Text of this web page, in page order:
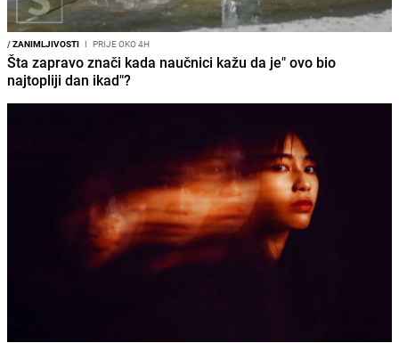
/ZANIMLJIVOSTI I PRIJE OKO 4H
Šta zapravo znači kada naučnici kažu da je" ovo bio
najtopliji dan ikad"?